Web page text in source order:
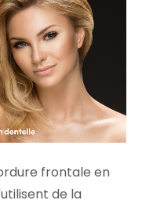
frontale en
de la